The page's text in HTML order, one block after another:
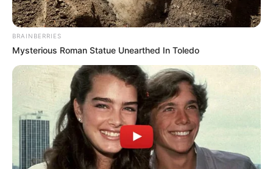
BRAINBERRIES
Mysterious Roman Statue Unearthed In Toledo